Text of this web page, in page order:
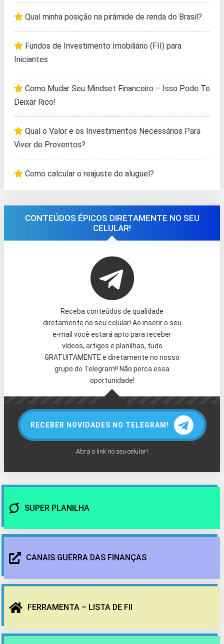
Qual minha posição na pirâmide de renda do Brasil?
Fundos de Investimento Imobiliário (FII) para
Iniciantes
Como Mudar Seu Mindset Financeiro – Isso Pode Te
Deixar Rico!
Qual o Valor e os Investimentos Necessários Para
Viver de Proventos?
Como calcular o reajuste do aluguel?
CONTEÚDOS ÉPICOS DIRETAMENTE NO SEU
CELULAR!
Receba conteúdos de qualidade
diretamente no seu celular! Ao inserir o seu
e-mail você estará apto para receber
vídeos, artigos e planilhas, tudo
GRATUITAMENTE e diretamente no nosso
grupo do Telegram!! Não perca essa
oportunidade!
RECEBER NOVIDADES NO TELEGRAM!
Abra o link no seu celular!
SUPER PLANILHA
CANAIS GUERRA DAS FINANÇAS
FERRAMENTA – LISTA DE FII